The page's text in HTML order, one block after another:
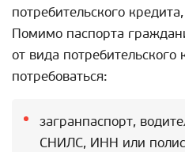
потребительского
Помимо паспорта
от вида потребительского
потребоваться:
загранпаспорт,
СНИЛС, ИНН или